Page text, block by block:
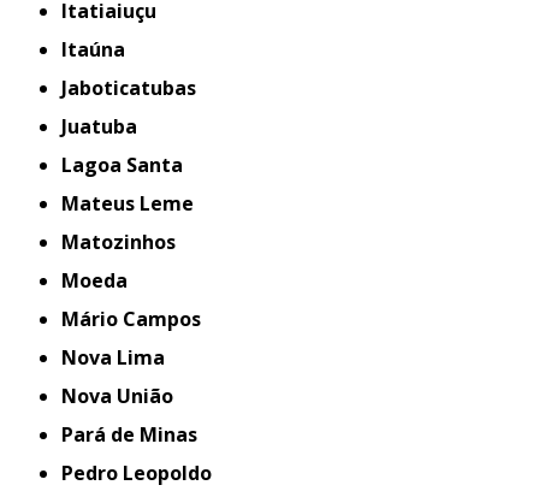
Itatiaiuçu
Itaúna
Jaboticatubas
Juatuba
Lagoa Santa
Mateus Leme
Matozinhos
Moeda
Mário Campos
Nova Lima
Nova União
Pará de Minas
Pedro Leopoldo